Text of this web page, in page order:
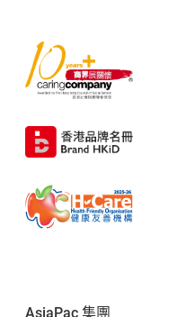
AsiaPac 集團